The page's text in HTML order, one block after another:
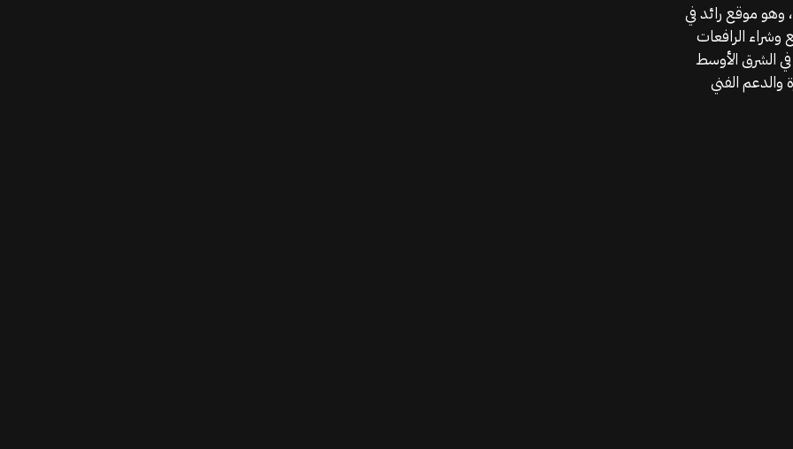
موقع قطع الغيار KGSAN وهو أحد اعمال شركة MAHALLAK، وهو موقع رائد في
وشراء الرافعات
الشرق الأوسط
الفني